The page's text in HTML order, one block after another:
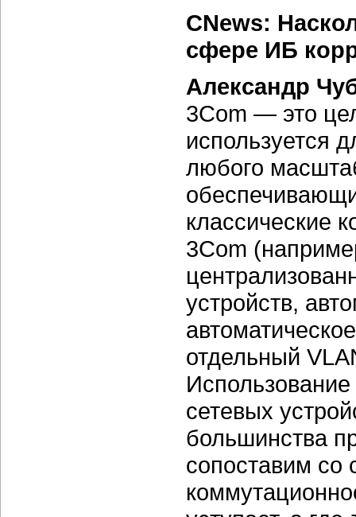
CNews:
сфере ИБ
Александр
3Com — это
используется
любого
классические
3Com
устройств,
отдельный
сетевых
большинства
сопоставим со